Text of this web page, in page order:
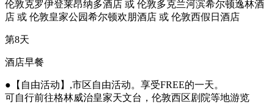
伦敦克罗伊登莱昂纳多酒店 或 伦敦多克兰河滨希尔顿逸林酒
店 或 伦敦皇家公园希尔顿欢朋酒店 或 伦敦西假日酒店
第8天
酒店早餐
●【自由活动】,市区自由活动。享受FREE的一天。
可自行前往格林威治皇家天文台，伦敦西区剧院等地游览